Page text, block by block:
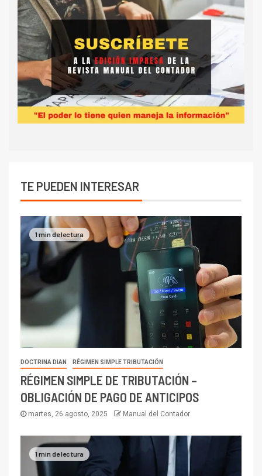
TE PUEDEN INTERESAR
1 min de lectura
DOCTRINA DIAN RÉGIMEN SIMPLE TRIBUTACIÓN
RÉGIMEN SIMPLE DE TRIBUTACIÓN –
OBLIGACIÓN DE PAGO DE ANTICIPOS
martes, 26 agosto, 2025 Manual del Contador
1 min de lectura